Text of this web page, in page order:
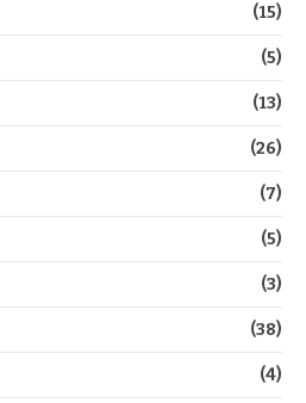
(15)
(5)
(13)
(26)
(7)
(5)
(3)
(38)
(4)